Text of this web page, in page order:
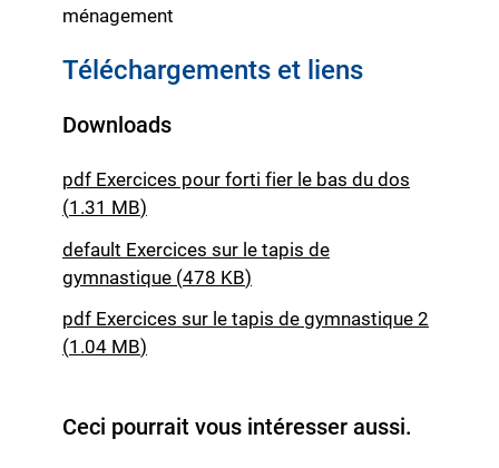
ménagement
Téléchargements et liens
Downloads
pdf Exercices pour forti fier le bas du dos
(1.31 MB)
default Exercices sur le tapis de
gymnastique (478 KB)
pdf Exercices sur le tapis de gymnastique 2
(1.04 MB)
Ceci pourrait vous intéresser aussi.